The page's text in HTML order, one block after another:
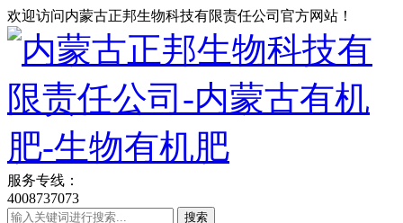
欢迎访问内蒙古正邦生物科技有限责任公司官方网站！
服务专线：
4008737073